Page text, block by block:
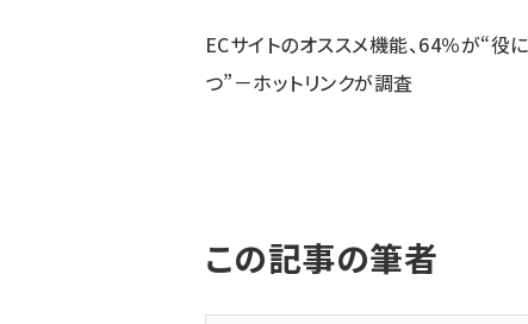
ECサイトのオススメ機能、64％が“役
つ”－ホットリンクが調査
この記事の筆者